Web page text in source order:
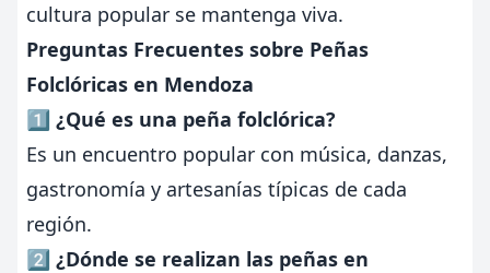
cultura popular se mantenga viva.
Preguntas Frecuentes sobre Peñas
Folclóricas en Mendoza
1️⃣ ¿Qué es una peña folclórica?
Es un encuentro popular con música, danzas,
gastronomía y artesanías típicas de cada
región.
2️⃣ ¿Dónde se realizan las peñas en